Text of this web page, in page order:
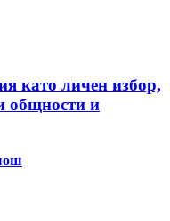
като личен избор,
общности и